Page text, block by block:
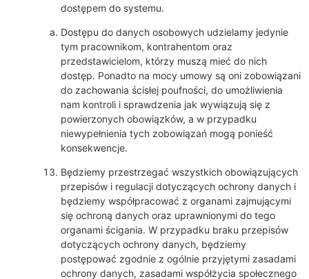
dostępem do systemu.
Dostępu do danych osobowych udzielamy jedynie
tym pracownikom, kontrahentom oraz
przedstawicielom, którzy muszą mieć do nich
dostęp. Ponadto na mocy umowy są oni zobowiązani
do zachowania ścisłej poufności, do umożliwienia
nam kontroli i sprawdzenia jak wywiązują się z
powierzonych obowiązków, a w przypadku
niewypełnienia tych zobowiązań mogą ponieść
konsekwencje.
Będziemy przestrzegać wszystkich obowiązujących
przepisów i regulacji dotyczących ochrony danych i
będziemy współpracować z organami zajmującymi
się ochroną danych oraz uprawnionymi do tego
organami ścigania. W przypadku braku przepisów
dotyczących ochrony danych, będziemy
postępować zgodnie z ogólnie przyjętymi zasadami
ochrony danych, zasadami współżycia społecznego